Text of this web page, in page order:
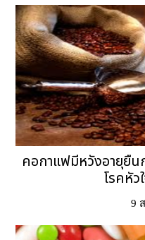
คอกาแฟมีหวังอายุยื
โรคหัว
9